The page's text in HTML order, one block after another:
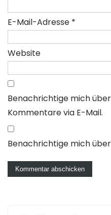
E-Mail-Adresse *
Website
Benachrichtige mich
Kommentare via E-Mail.
Benachrichtige mich